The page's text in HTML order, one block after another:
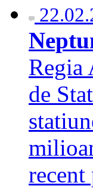
Regia
de